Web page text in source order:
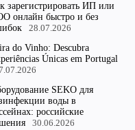
зарегистрировать ИП или
онлайн быстро и без
28.07.2026
do Vinho: Descubra
Únicas em Portugal
SEKO для
воды в
российские
30.06.2026